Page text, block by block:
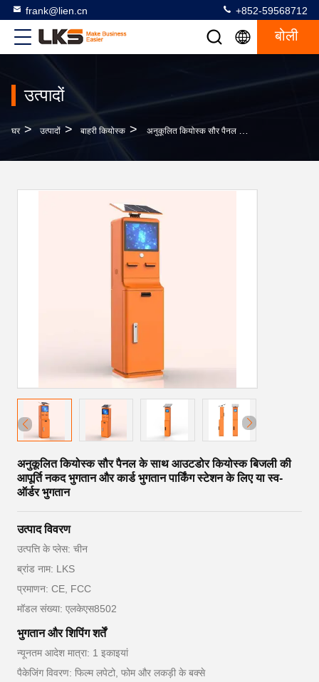
frank@lien.cn +852-59568712
बोली
उत्पादों
घर > उत्पादों > बाहरी कियोस्क > अनुकूलित कियोस्क सौर पैनल के साथ आउटडोर कियोस्क बिजली की आपूर्ति नकद भुगतान और कार्ड भुगतान पार्किंग स्टेशन के लिए या स्व-ऑर्डर भुगतान
अनुकूलित कियोस्क सौर पैनल के साथ आउटडोर कियोस्क बिजली की
आपूर्ति नकद भुगतान और कार्ड भुगतान पार्किंग स्टेशन के लिए या स्व-
ऑर्डर भुगतान
उत्पाद विवरण
उत्पत्ति के प्लेस: चीन
ब्रांड नाम: LKS
प्रमाणन: CE, FCC
मॉडल संख्या: एलकेएस8502
भुगतान और शिपिंग शर्तें
न्यूनतम आदेश मात्रा: 1 इकाइयां
पैकेजिंग विवरण: फिल्म लपेटो, फोम और लकड़ी के बक्से